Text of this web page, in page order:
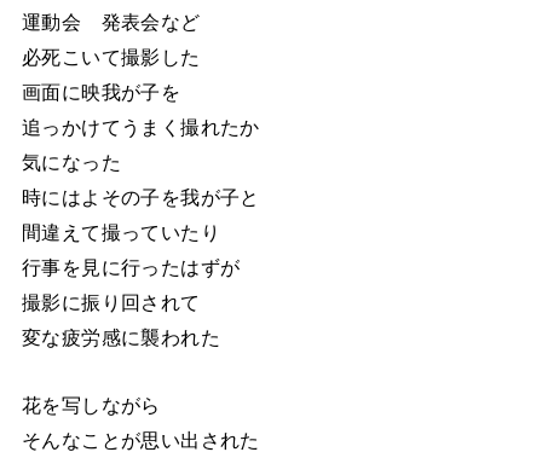
運動会 発表会など
必死こいて撮影した
画面に映我が子を
追っかけてうまく撮れたか
気になった
時にはよその子を我が子と
間違えて撮っていたり
行事を見に行ったはずが
撮影に振り回されて
変な疲労感に襲われた
花を写しながら
そんなことが思い出された